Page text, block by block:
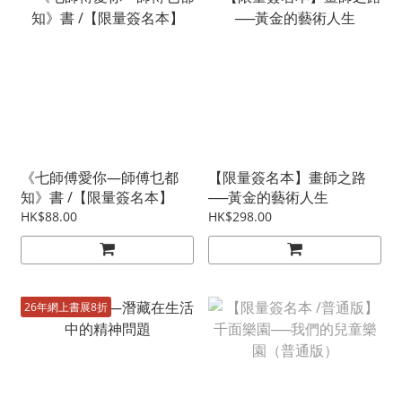
《七師傅愛你—師傅乜都
知》書 /【限量簽名本】
HK$88.00
【限量簽名本】畫師之路
──黃金的藝術人生
HK$298.00
26年網上書展8折